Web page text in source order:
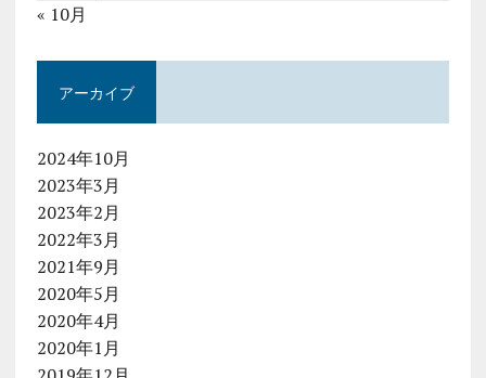
« 10月
アーカイブ
2024年10月
2023年3月
2023年2月
2022年3月
2021年9月
2020年5月
2020年4月
2020年1月